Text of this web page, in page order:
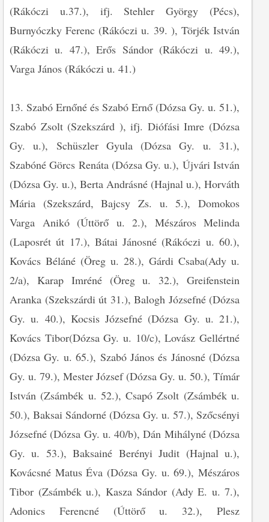
(Rákóczi u.37.), ifj. Stehler György (Pécs),
Burnyóczky Ferenc (Rákóczi u. 39. ), Törjék István
(Rákóczi u. 47.), Erős Sándor (Rákóczi u. 49.),
Varga János (Rákóczi u. 41.)
13. Szabó Ernőné és Szabó Ernő (Dózsa Gy. u. 51.),
Szabó Zsolt (Szekszárd ), ifj. Diófási Imre (Dózsa
Gy. u.), Schüszler Gyula (Dózsa Gy. u. 31.),
Szabóné Görcs Renáta (Dózsa Gy. u.), Újvári István
(Dózsa Gy. u.), Berta Andrásné (Hajnal u.), Horváth
Mária (Szekszárd, Bajcsy Zs. u. 5.), Domokos
Varga Anikó (Úttörő u. 2.), Mészáros Melinda
(Laposrét út 17.), Bátai Jánosné (Rákóczi u. 60.),
Kovács Béláné (Öreg u. 28.), Gárdi Csaba(Ady u.
2/a), Karap Imréné (Öreg u. 32.), Greifenstein
Aranka (Szekszárdi út 31.), Balogh Józsefné (Dózsa
Gy. u. 40.), Kocsis Józsefné (Dózsa Gy. u. 21.),
Kovács Tibor(Dózsa Gy. u. 10/c), Lovász Gellértné
(Dózsa Gy. u. 65.), Szabó János és Jánosné (Dózsa
Gy. u. 79.), Mester József (Dózsa Gy. u. 50.), Tímár
István (Zsámbék u. 52.), Csapó Zsolt (Zsámbék u.
50.), Baksai Sándorné (Dózsa Gy. u. 57.), Szőcsényi
Józsefné (Dózsa Gy. u. 40/b), Dán Mihályné (Dózsa
Gy. u. 53.), Baksainé Berényi Judit (Hajnal u.),
Kovácsné Matus Éva (Dózsa Gy. u. 69.), Mészáros
Tibor (Zsámbék u.), Kasza Sándor (Ady E. u. 7.),
Adonics Ferencné (Úttörő u. 32.), Plesz